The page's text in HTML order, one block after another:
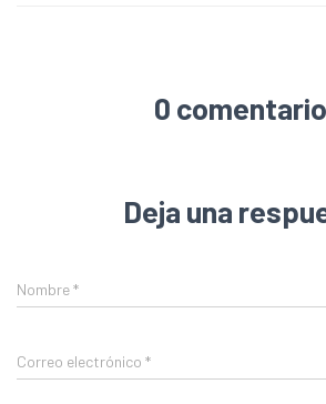
0
Deja una
Nombre*
Correo electrónico *